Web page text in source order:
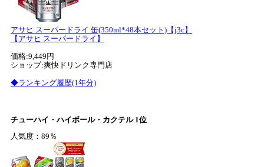
アサヒ スーパードライ 缶(350ml*48本セット)【j3c】
【アサヒ スーパードライ】
価格:9,449円
ショップ:爽快ドリンク専門店
◆ランキング履歴(1年分)
チューハイ・ハイボール・カクテル 1位
人気度：89％